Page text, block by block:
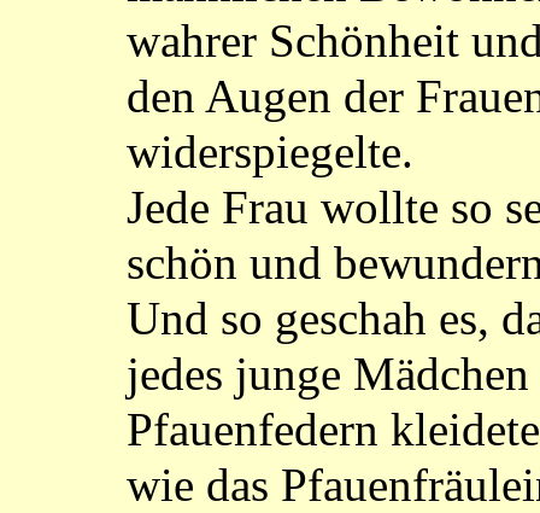
wahrer Schönheit
den Augen der
widerspiegelte.
Jede Frau wollte so
schön und
Und so geschah es,
jedes junge
Pfauenfedern
wie das